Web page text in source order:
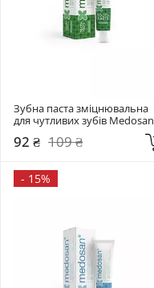
Зубна паста зміцнювальна
для чутливих зубів Medosan
92 ₴ 109 ₴
- 15%